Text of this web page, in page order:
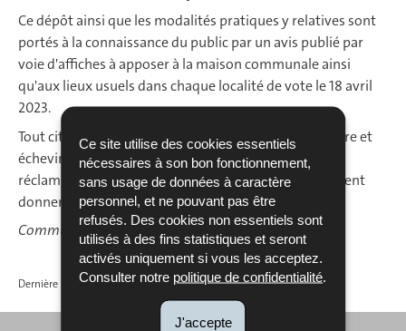
Ce site utilise des cookies essentiels
nécessaires à son bon fonctionnement,
sans usage de données à caractère
personnel, et ne pouvant pas être
refusés. Des cookies non essentiels sont
utilisés à des fins statistiques et seront
activés uniquement si vous les acceptez.
Consulter notre politique de confidentialité.
J'accepte
Ce dépôt ainsi que les modalités pratiques y relatives sont
portés à la connaissance du public par un avis publié par
voie d'affiches à apposer à la maison communale ainsi
qu'aux lieux usuels dans chaque localité de vote le 18 avril
2023.
Tout citoyen peut adresser au collège des bourgmestre et
échevins, séparément pour chaque électeur, toutes
réclamations auxquelles les listes électorales pourraient
donner lieu jusqu'au 25 avril 2023.
Communiqué par le ministère de l'Intérieur
Dernière mise à jour17/04/2023